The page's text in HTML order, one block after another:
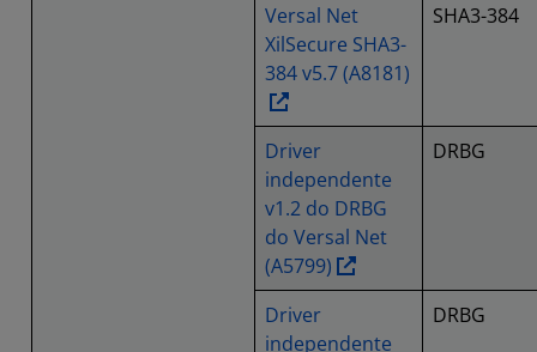
Versal Net
XilSecure SHA3-
384 v5.7 (A8181)
SHA3-384
Driver
independente
v1.2 do DRBG
do Versal Net
(A5799)
DRBG
Driver
independente
DRBG